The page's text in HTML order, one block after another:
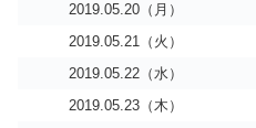
2019.05.20（月）
2019.05.21（火）
2019.05.22（水）
2019.05.23（木）